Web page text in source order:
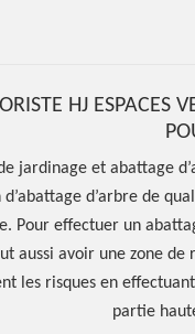
HJ ESPACES
jardinage et abattage
d’arbre de
Pour effectuer un
aussi avoir une zone
les risques en
partie